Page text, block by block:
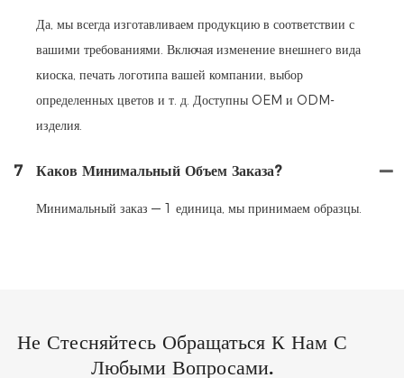
Да, мы всегда изготавливаем продукцию в соответствии с
вашими требованиями. Включая изменение внешнего вида
киоска, печать логотипа вашей компании, выбор
определенных цветов и т. д. Доступны OEM и ODM-
изделия.
7 Каков Минимальный Объем Заказа?
Минимальный заказ — 1 единица, мы принимаем образцы.
Не Стесняйтесь Обращаться К Нам С
Любыми Вопросами.